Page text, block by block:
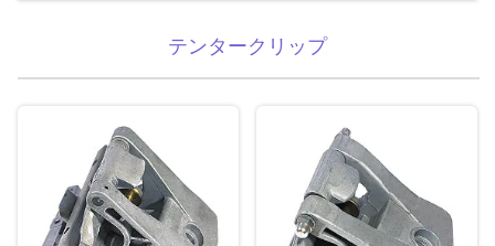
テンタークリップ